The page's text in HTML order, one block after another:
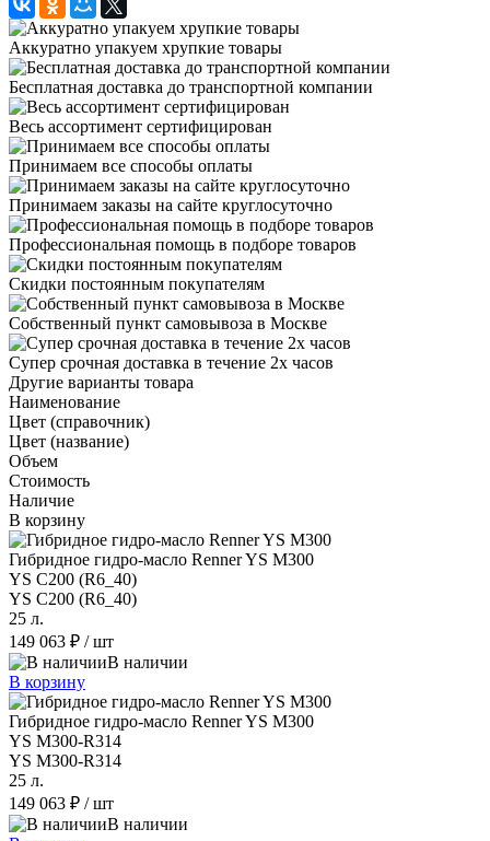
Аккуратно упакуем хрупкие товары
Бесплатная доставка до транспортной компании
Весь ассортимент сертифицирован
Принимаем все способы оплаты
Принимаем заказы на сайте круглосуточно
Профессиональная помощь в подборе товаров
Скидки постоянным покупателям
Собственный пункт самовывоза в Москве
Супер срочная доставка в течение 2х часов
Другие варианты товара
Наименование
Цвет (справочник)
Цвет (название)
Объем
Стоимость
Наличие
В корзину
Гибридное гидро-масло Renner YS M300
YS C200 (R6_40)
YS C200 (R6_40)
25 л.
149 063 ₽ / шт
В наличии
В корзину
Гибридное гидро-масло Renner YS M300
YS M300-R314
YS M300-R314
25 л.
149 063 ₽ / шт
В наличии